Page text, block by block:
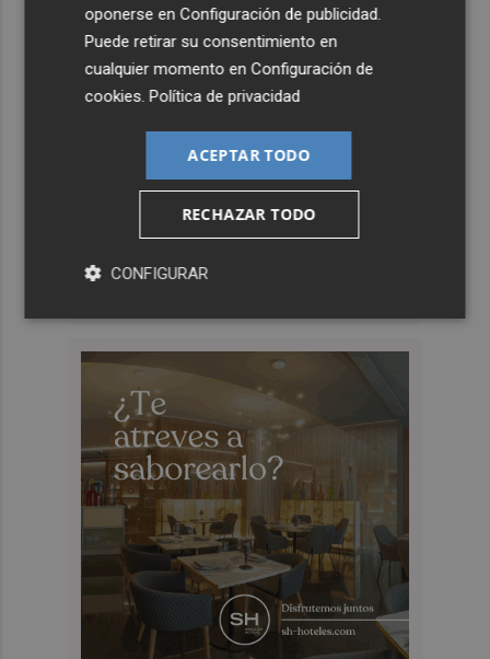
oponerse enConfiguración de publicidad.
Puede retirar su consentimiento en
cualquier momento enConfiguración de
cookies.Política de privacidad
ACEPTAR TODO
RECHAZAR TODO
CONFIGURAR